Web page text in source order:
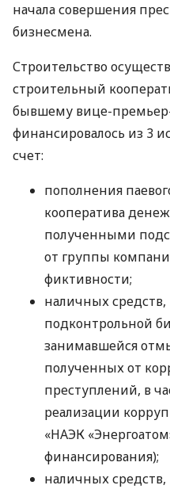
начала совершения
бизнесмена.
Строительство
строительный
бывшему вице-
финансировалось из 3
счет:
пополнения
кооператива
полученными
от группы
фиктивности;
наличных
подконтрольной
занимавшейся
полученных от
преступлений, в
реализации
«НАЭК
финансирования);
наличных